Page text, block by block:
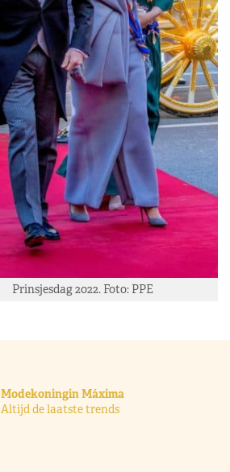
Prinsjesdag 2022. Foto: PPE
Modekoningin Máxima
Altijd de laatste trends